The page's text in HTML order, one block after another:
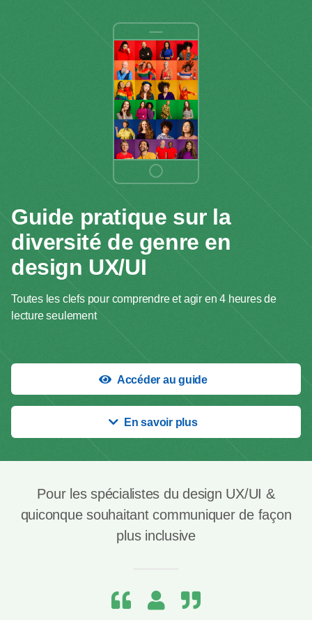
Guide pratique sur la
diversité de genre en
design UX/UI
Toutes les clefs pour comprendre et agir en 4 heures de
lecture seulement
Accéder au guide
En savoir plus
Pour les spécialistes du design UX/UI &
quiconque souhaitant communiquer de façon
plus inclusive